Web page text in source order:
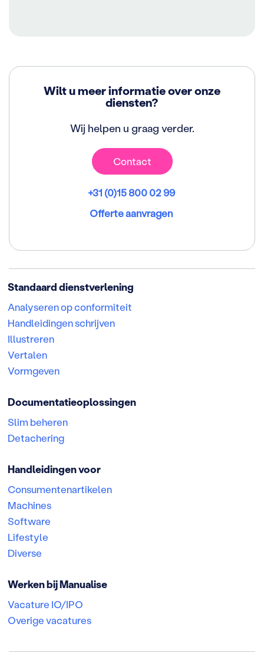
Wilt u meer informatie over onze
diensten?
Wij helpen u graag verder.
Contact
+31 (0)15 800 02 99
Offerte aanvragen
Standaard dienstverlening
Analyseren op conformiteit
Handleidingen schrijven
Illustreren
Vertalen
Vormgeven
Documentatieoplossingen
Slim beheren
Detachering
Handleidingen voor
Consumentenartikelen
Machines
Software
Lifestyle
Diverse
Werken bij Manualise
Vacature IO/IPO
Overige vacatures